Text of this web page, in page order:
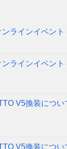
ラインイベント
ラインイベント
V5換装につ
V5換装につ